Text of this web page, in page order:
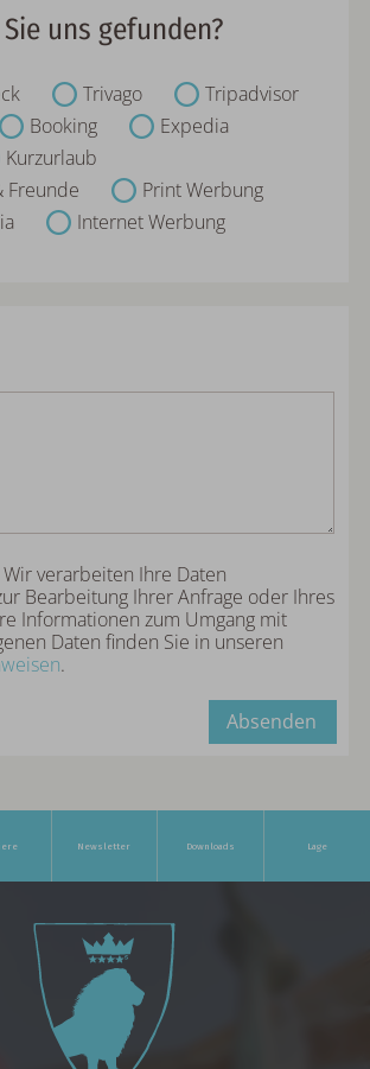
uns gefunden?
Trivago
Tripadvisor
Booking
Expedia
Kurzurlaub
Freunde
Print Werbung
Internet Werbung
Wir verarbeiten Ihre Daten
Bearbeitung Ihrer Anfrage oder Ihres
Informationen zum Umgang mit
Daten finden Sie in unseren
.
Absenden
Newsletter Downloads Lage